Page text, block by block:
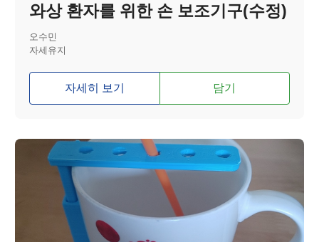
와상 환자를 위한 손 보조기구(수정)
오수민
자세유지
자세히 보기 담기